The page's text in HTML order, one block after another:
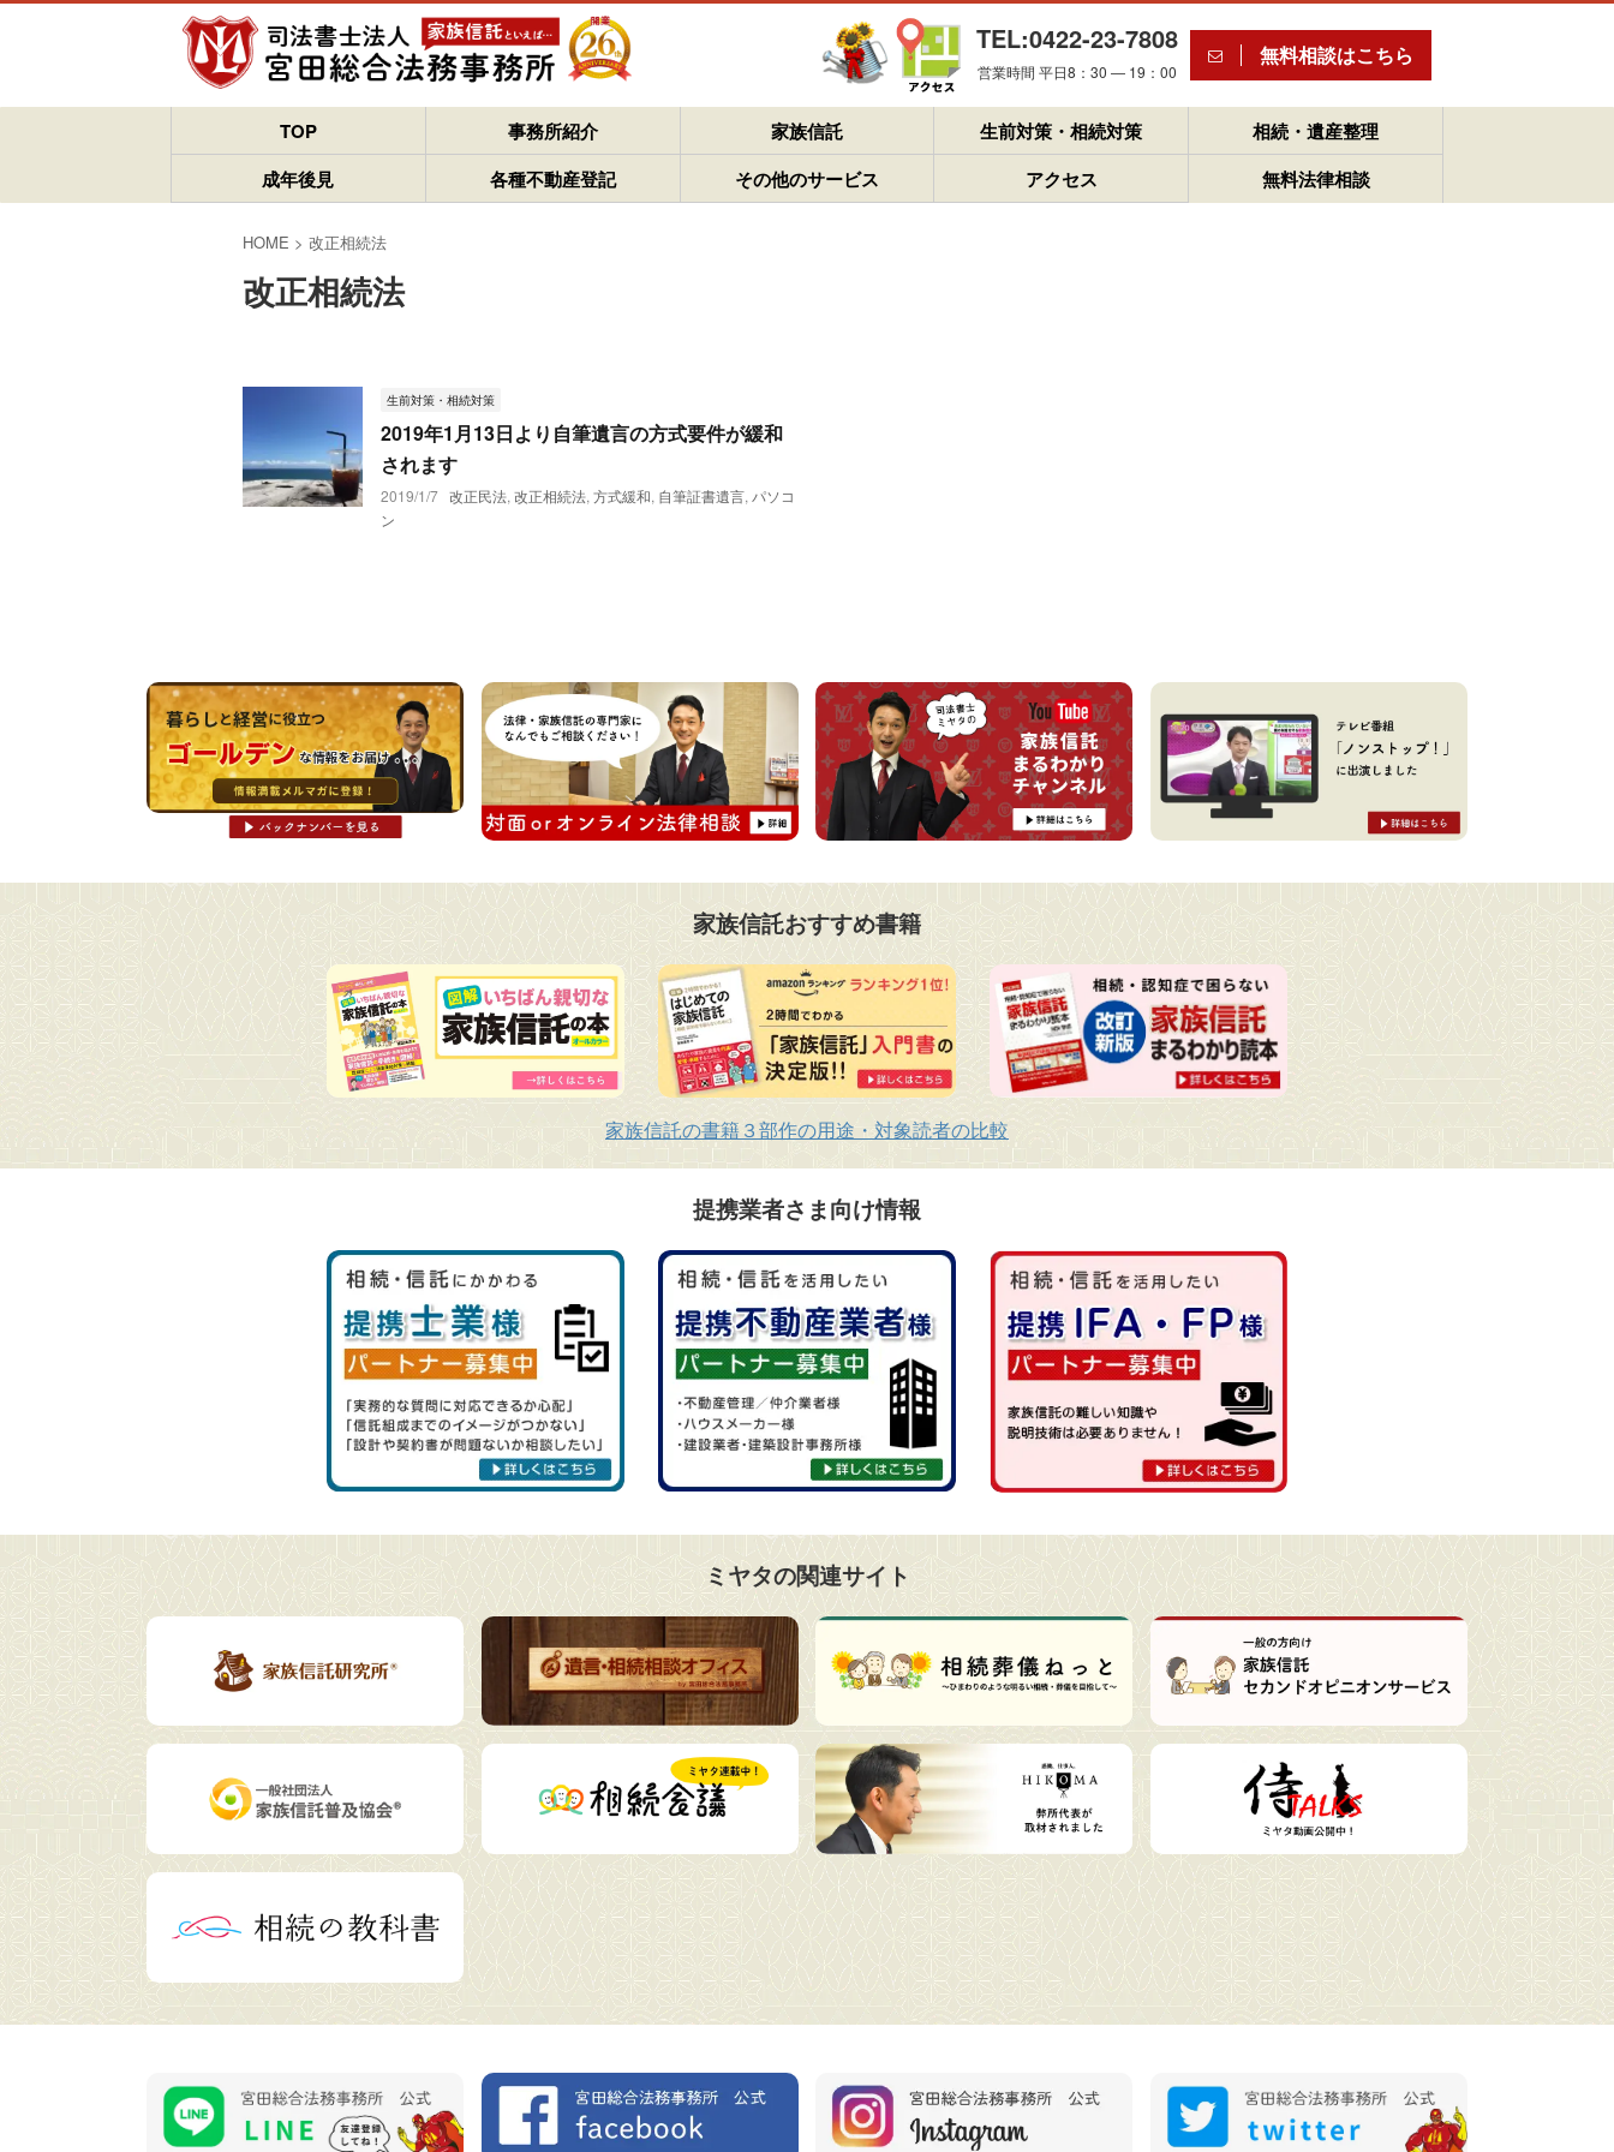
TEL:0422-23-7808
営業時間 平日8：30 ― 19：00
無料相談はこちら
TOP 事務所紹介 家族信託 生前対策・相続対策
相続・遺産整理
成年後見
各種不動産登記 その他のサービス アクセス 無料法律相談
HOME > 改正相続法
改正相続法
生前対策・相続対策
2019年1月13日より自筆遺言の方式要件が緩和
されます
2019/1/7 改正民法, 改正相続法, 方式緩和, 自筆証書遺言, パソコ
ン
家族信託おすすめ書籍
家族信託の書籍３部作の用途・対象読者の比較
提携業者さま向け情報
ミヤタの関連サイト